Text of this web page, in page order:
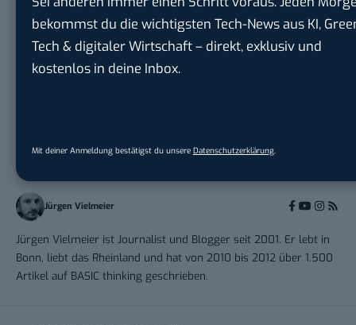
bekommst du die wichtigsten Tech-News aus KI,
Tech & digitaler Wirtschaft – direkt, exklusiv und
kostenlos in deine Inbox.
Mit deiner Anmeldung bestätigst du unsere Datenschutzerklärung.
Jürgen Vielmeier
Jürgen Vielmeier ist Journalist und Blogger seit 2001. Er lebt in
Bonn, liebt das Rheinland und hat von 2010 bis 2012 über 1.500
Artikel auf BASIC thinking geschrieben.